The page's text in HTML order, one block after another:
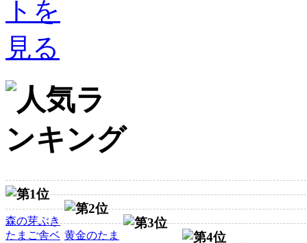
森の芽ぶき
たまご舎ベ 黄金のたま